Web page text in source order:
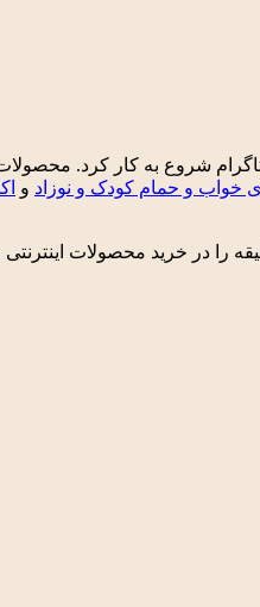
و کودک در بستر اینستاگرام شروع
خواب و حمام کودک و نوزاد و
را در خرید محصولات